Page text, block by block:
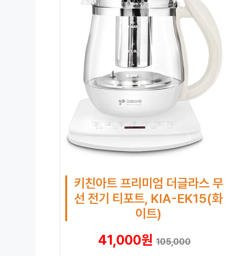
키친아트 프리미엄 더글라스 무
선 전기 티포트, KIA-EK15(화
이트)
41,000원 105,000